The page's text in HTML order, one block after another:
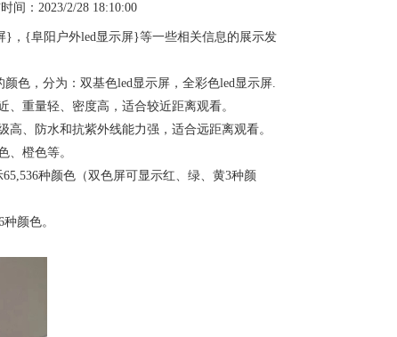
间：2023/2/28 18:10:00
}，{阜阳户外led显示屏}等一些相关信息的展示发
色，分为：双基色led显示屏，全彩色led显示屏.
重量轻、密度高，适合较近距离观看。
、防水和抗紫外线能力强，适合远距离观看。
、橙色等。
种颜色（双色屏可显示红、绿、黄3种颜
颜色。